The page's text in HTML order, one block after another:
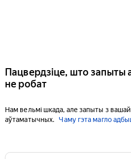
Пацвердзіце, што запыты
не робат
Нам вельмі шкада, але запыты з
аўтаматычных.
Чаму гэта магло